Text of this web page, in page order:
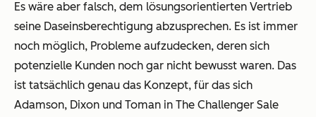
Es wäre aber falsch, dem lösungsorientierten Vertrieb
seine Daseinsberechtigung abzusprechen. Es ist immer
noch möglich, Probleme aufzudecken, deren sich
potenzielle Kunden noch gar nicht bewusst waren. Das
ist tatsächlich genau das Konzept, für das sich
Adamson, Dixon und Toman in The Challenger Sale